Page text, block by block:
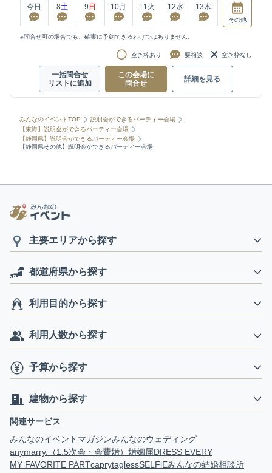
今日 8土 9 日 10月 11 火 12水 13木
その他
※問合せ可の場合でも、確実に予約できるわけではありません。
空き枠あり 要相談 空き枠なし
一括問合せ
リストに追加
この会場に
問合せ
詳細を見る
みんなのイベントTOP
説明会ができるパーティー会場
【東海】説明会ができるパーティー会場
【静岡県】説明会ができるパーティー会場
【静岡県その他】説明会ができるパーティー会場
主要エリアから探す
都道府県から探す
利用目的から探す
利用人数から探す
予算から探す
建物から探す
関連サービス
みんなのイベントマガジンみんなのウェディング
anymarry.（1.5次会・会費婚） 婚姻届DRESS EVERY
MY FAVORITE PARTcaprytaglessSELFiEみんなの結婚相談所